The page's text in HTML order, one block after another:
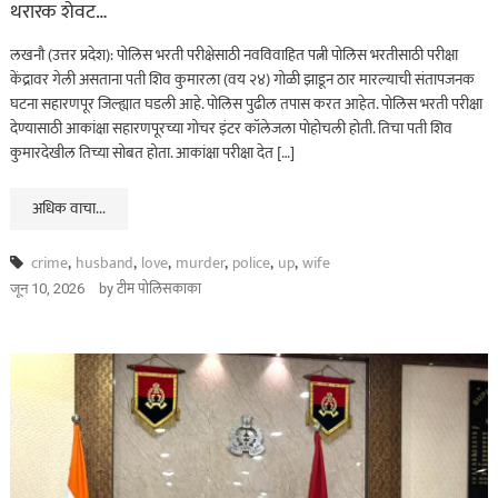
ताज्या बातम्या
भंडारा हादरलं! तीन वर्षांच्या
चिमुकलीवर सार्वजनिक
शौचालयात अत्याचार…
ऑगस्ट 7, 2026
थरारक शेवट…
लखनौ (उत्तर प्रदेश): पोलिस भरती परीक्षेसाठी नवविवाहित पत्नी पोलिस भरतीसाठी परीक्षा
केंद्रावर गेली असताना पती शिव कुमारला (वय २४) गोळी झाडून ठार मारल्याची संतापजनक
घटना सहारणपूर जिल्ह्यात घडली आहे. पोलिस पुढील तपास करत आहेत. पोलिस भरती परीक्षा
देण्यासाठी आकांक्षा सहारणपूरच्या गोचर इंटर कॉलेजला पोहोचली होती. तिचा पती शिव
कुमारदेखील तिच्या सोबत होता. आकांक्षा परीक्षा देत […]
अधिक वाचा...
crime, husband, love, murder, police, up,wife
जून 10, 2026 byटीम पोलिसकाका